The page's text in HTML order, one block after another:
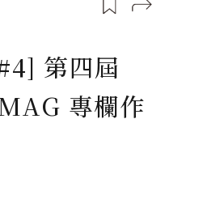
第四屆
專欄作